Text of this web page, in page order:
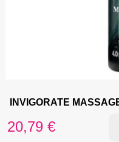
INVIGORATE
20,79 €